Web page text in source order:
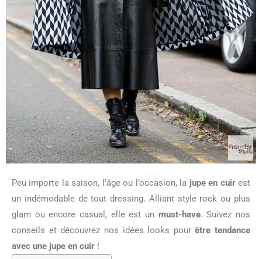
Peu importe la saison, l’âge ou l’occasion, la jupe en cuirest
un indémodable de tout dressing. Alliant style rock ou plus
glam ou encore casual, elle est un must-have. Suivez nos
conseils et découvrez nos idées looks pourêtre tendance
avec une jupe en cuir !